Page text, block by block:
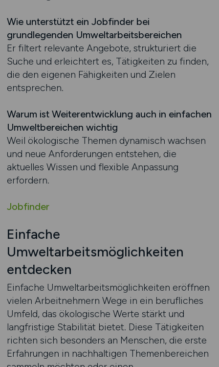
Wie unterstützt ein Jobfinder bei
grundlegenden Umweltarbeitsbereichen
Er filtert relevante Angebote, strukturiert die
Suche und erleichtert es, Tätigkeiten zu finden,
die den eigenen Fähigkeiten und Zielen
entsprechen.
Warum ist Weiterentwicklung auch in einfachen
Umweltbereichen wichtig
Weil ökologische Themen dynamisch wachsen
und neue Anforderungen entstehen, die
aktuelles Wissen und flexible Anpassung
erfordern.
Jobfinder
Einfache
Umweltarbeitsmöglichkeiten
entdecken
Einfache Umweltarbeitsmöglichkeiten eröffnen
vielen Arbeitnehmern Wege in ein berufliches
Umfeld, das ökologische Werte stärkt und
langfristige Stabilität bietet. Diese Tätigkeiten
richten sich besonders an Menschen, die erste
Erfahrungen in nachhaltigen Themenbereichen